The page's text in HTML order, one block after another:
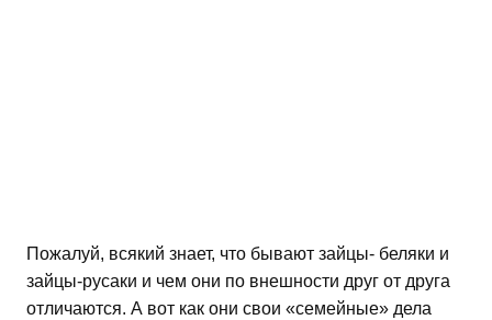
Пожалуй, всякий знает, что бывают зайцы- беляки и
зайцы-русаки и чем они по внешности друг от друга
отличаются. А вот как они свои «семейные» дела